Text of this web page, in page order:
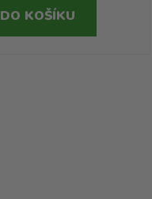
DO KOŠÍKU